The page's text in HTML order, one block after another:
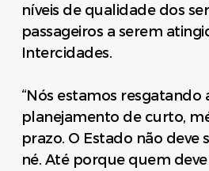
níveis de qualidade dos
passageiros a serem
Intercidades.
“Nós estamos resgatando
planejamento de curto,
prazo. O Estado não deve
né. Até porque quem